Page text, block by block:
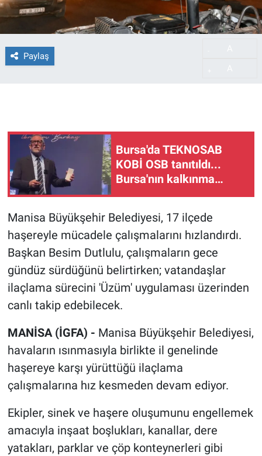
Paylaş
Bursa'da TEKNOSAB
KOBİ OSB tanıtıldı...
Bursa'nın kalkınma
Manisa Büyükşehir Belediyesi, 17 ilçede
haşereyle mücadele çalışmalarını hızlandırdı.
Başkan Besim Dutlulu, çalışmaların gece
gündüz sürdüğünü belirtirken; vatandaşlar
ilaçlama sürecini 'Üzüm' uygulaması üzerinden
canlı takip edebilecek.
MANİSA (İGFA) - Manisa Büyükşehir Belediyesi,
havaların ısınmasıyla birlikte il genelinde
haşereye karşı yürüttüğü ilaçlama
çalışmalarına hız kesmeden devam ediyor.
Ekipler, sinek ve haşere oluşumunu engellemek
amacıyla inşaat boşlukları, kanallar, dere
yatakları, parklar ve çöp konteynerleri gibi